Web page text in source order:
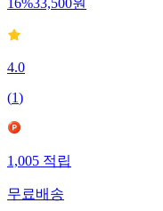
16%33,500원
4.0
(1)
1,005적립
무료배송